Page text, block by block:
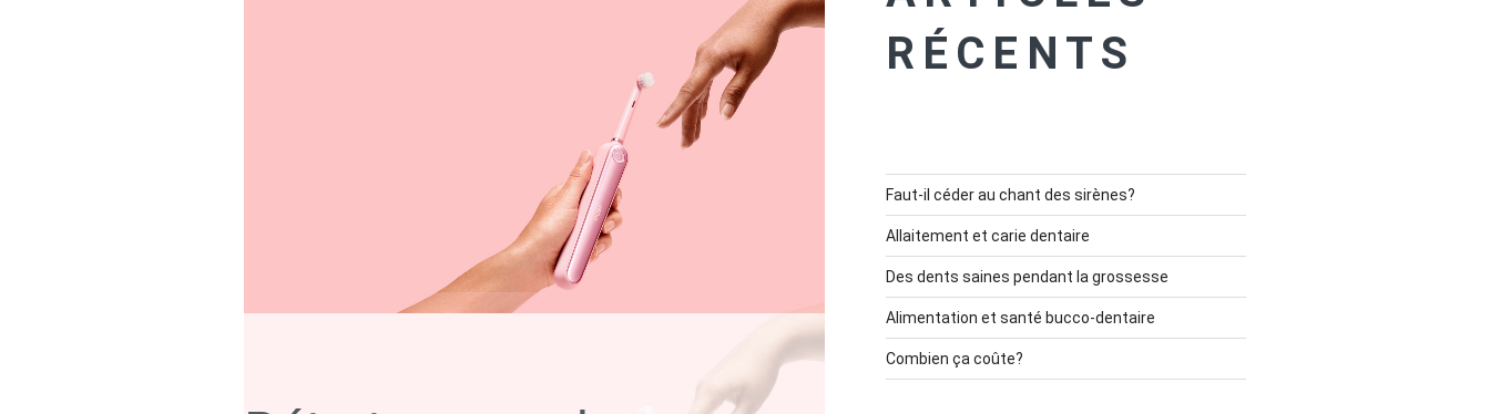
RÉCENTS
Faut-il céder au chant des sirènes?
Allaitement et carie dentaire
Des dents saines pendant la grossesse
Alimentation et santé bucco-dentaire
Combien ça coûte?